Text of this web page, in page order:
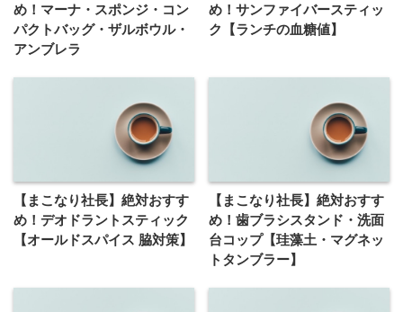
め！マーナ・スポンジ・コン
パクトバッグ・ザルボウル・
アンブレラ
め！サンファイバースティッ
ク【ランチの血糖値】
【まこなり社長】絶対おすす
め！デオドラントスティック
【オールドスパイス 脇対策】
【まこなり社長】絶対おすす
め！歯ブラシスタンド・洗面
台コップ【珪藻土・マグネッ
トタンブラー】